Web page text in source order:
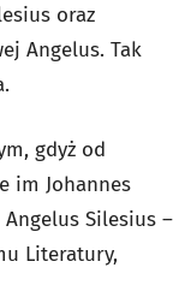
oraz
Angelus. Tak
gdyż od
im Johannes
Angelus Silesius –
Literatury,